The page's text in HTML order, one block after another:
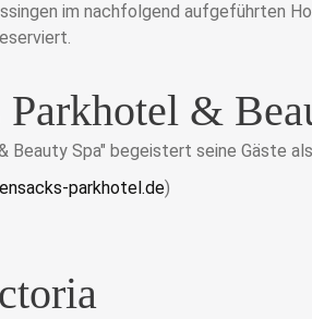
im nachfolgend aufgeführten
Parkhotel &
Beauty Spa" begeistert seine Gäste
parkhotel.de)